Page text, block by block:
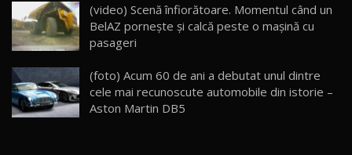
25
mai Exclusiv și Puternic Defender Testat în
Moldova
32:21
26
AutoBlog.MD
10:57
(video) Scenă înfiorătoare. Momentul când un
BelAZ porneşte şi calcă peste o maşină cu
pasageri
(foto) Acum 60 de ani a debutat unul dintre
cele mai recunoscute automobile din istorie –
Aston Martin DB5